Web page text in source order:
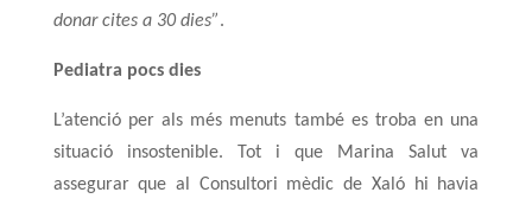
donar cites a 30 dies”.
Pediatra pocs dies
L’atenció per als més menuts també es troba en una
situació insostenible. Tot i que Marina Salut va
assegurar que al Consultori mèdic de Xaló hi havia